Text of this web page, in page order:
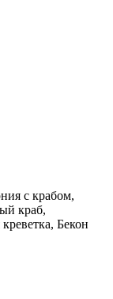
с крабом,
краб,
Бекон